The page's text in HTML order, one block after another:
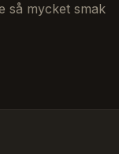
så mycket smak